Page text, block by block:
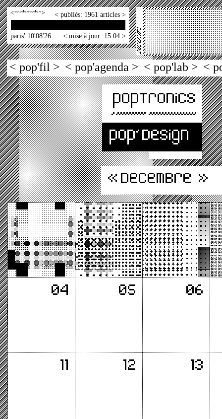
< > < publiés: 1961 articles >
paris' 10'08'26 < mise à jour: 15:04 >
< pop'fil > < pop'agenda > < pop'lab > <